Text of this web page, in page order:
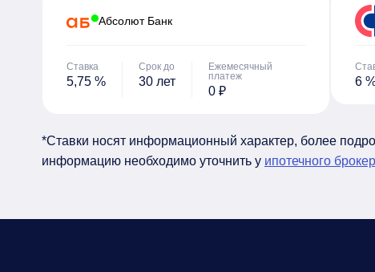
Абсолют Банк
Ставка
5,75 %
Срок до
30 лет
Ежемесячный
платеж
0 ₽
6
*Ставки носят информационный характер, более
информацию необходимо уточнить у ипотечного